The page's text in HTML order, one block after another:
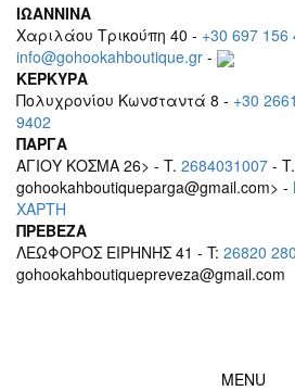
ΙΩΑΝΝΙΝΑ
Χαριλάου Τρικούπη 40 - +30 697 156
info@gohookahboutique.gr -
ΚΕΡΚΥΡΑ
Πολυχρονίου Κωνσταντά 8 - +30
9402
ΠΑΡΓΑ
ΑΓΙΟΥ ΚΟΣΜΑ 26> - T. 2684031007 - T.
gohookahboutiqueparga@gmail.com> -
ΧΑΡΤΗ
ΠΡΕΒΕΖΑ
ΛΕΩΦΟΡΟΣ ΕΙΡΗΝΗΣ 41 - T: 26820
gohookahboutiquepreveza@gmail.com
MENU